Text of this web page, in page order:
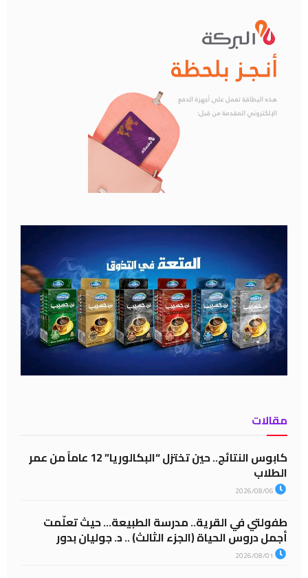
مقالات
كابوس النتائج.. حين تختزل “البكالوريا” 12 عاماً من عمر
الطلاب
طفولتي في القرية.. مدرسة الطبيعة… حيث تعلّمت
أجمل دروس الحياة (الجزء الثالث) .. د. جوليان بدور